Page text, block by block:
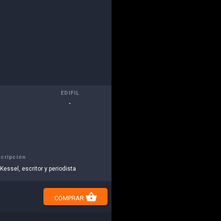
EDIFIL
-
escritor y periodista
COMPRAR shopping_basket